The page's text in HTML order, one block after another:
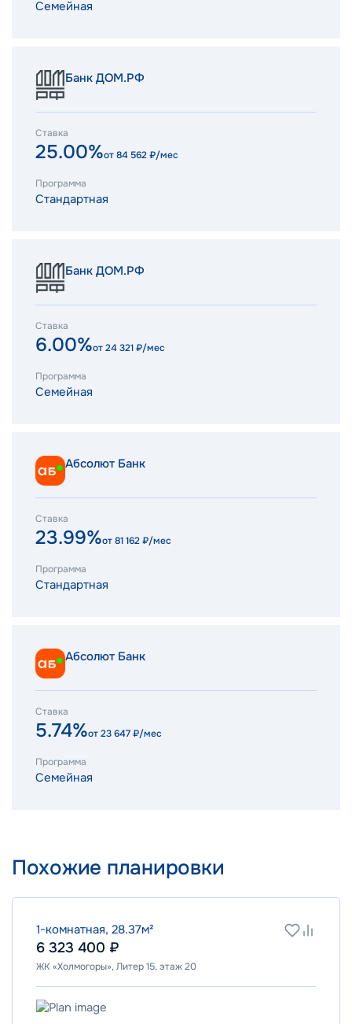
Семейная
Банк ДОМ.РФ
Ставка
25.00%от84 562₽/мес
Программа
Стандартная
Банк ДОМ.РФ
Ставка
6.00%от24 321₽/мес
Программа
Семейная
Абсолют Банк
Ставка
23.99%от81 162₽/мес
Программа
Стандартная
Абсолют Банк
Ставка
5.74%от23 647₽/мес
Программа
Семейная
Похожие планировки
1-комнатная, 28.37м²
6 323 400 ₽
ЖК «Холмогоры», Литер 15, этаж 20